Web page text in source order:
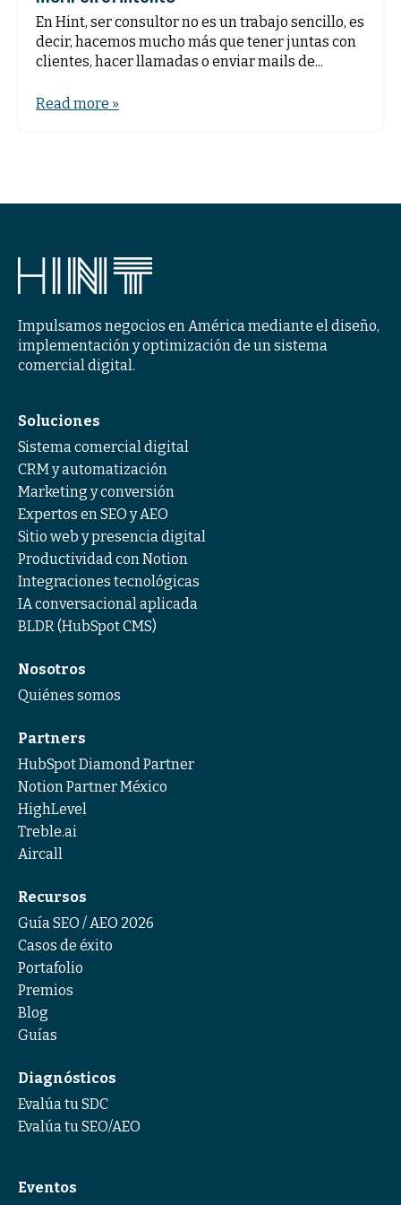
En Hint, ser consultor no es un trabajo sencillo, es
decir, hacemos mucho más que tener juntas con
clientes, hacer llamadas o enviar mails de...
Read more »
Impulsamos negocios en América mediante el diseño,
implementación y optimización de un sistema
comercial digital.
Soluciones
Sistema comercial digital
CRM y automatización
Marketing y conversión
Expertos en SEO y AEO
Sitio web y presencia digital
Productividad con Notion
Integraciones tecnológicas
IA conversacional aplicada
BLDR (HubSpot CMS)
Nosotros
Quiénes somos
Partners
HubSpot Diamond Partner
Notion Partner México
HighLevel
Treble.ai
Aircall
Recursos
Guía SEO / AEO 2026
Casos de éxito
Portafolio
Premios
Blog
Guías
Diagnósticos
Evalúa tu SDC
Evalúa tu SEO/AEO
Eventos